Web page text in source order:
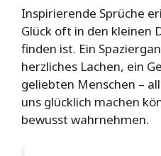
Inspirierende Sprüche
Glück oft in den kleinen
finden ist. Ein
herzliches Lachen, ein
geliebten Menschen –
uns glücklich machen
bewusst wahrnehmen.